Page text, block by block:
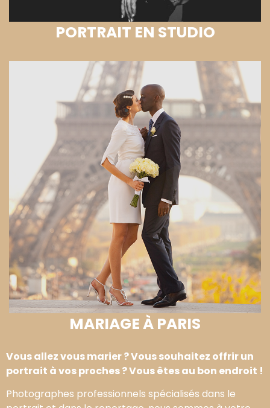
PORTRAIT EN STUDIO
MARIAGE À PARIS
Vous allez vous marier ? Vous souhaitez offrir un
portrait à vos proches ? Vous êtes au bon endroit !
Photographes professionnels spécialisés dans le